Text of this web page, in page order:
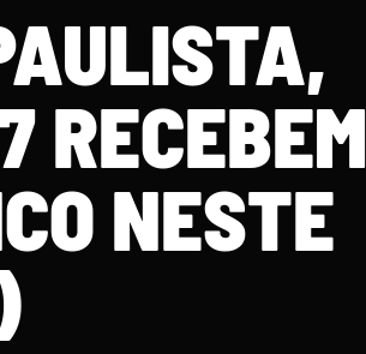
RECEBEM
NESTE